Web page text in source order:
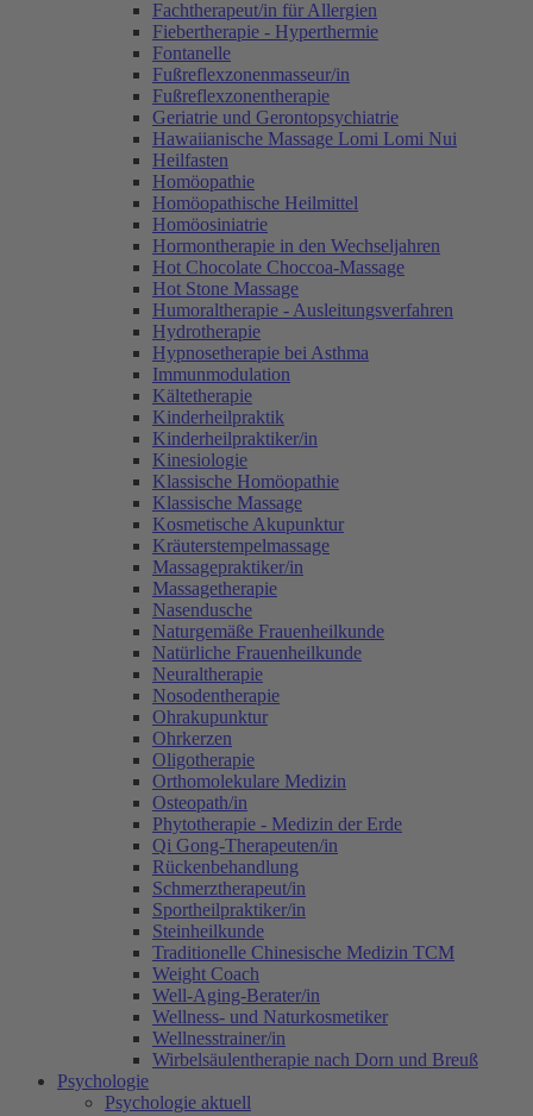
Fachtherapeut/in für Allergien
Fiebertherapie - Hyperthermie
Fontanelle
Fußreflexzonenmasseur/in
Fußreflexzonentherapie
Geriatrie und Gerontopsychiatrie
Hawaiianische Massage Lomi Lomi Nui
Heilfasten
Homöopathie
Homöopathische Heilmittel
Homöosiniatrie
Hormontherapie in den Wechseljahren
Hot Chocolate Choccoa-Massage
Hot Stone Massage
Humoraltherapie - Ausleitungsverfahren
Hydrotherapie
Hypnosetherapie bei Asthma
Immunmodulation
Kältetherapie
Kinderheilpraktik
Kinderheilpraktiker/in
Kinesiologie
Klassische Homöopathie
Klassische Massage
Kosmetische Akupunktur
Kräuterstempelmassage
Massagepraktiker/in
Massagetherapie
Nasendusche
Naturgemäße Frauenheilkunde
Natürliche Frauenheilkunde
Neuraltherapie
Nosodentherapie
Ohrakupunktur
Ohrkerzen
Oligotherapie
Orthomolekulare Medizin
Osteopath/in
Phytotherapie - Medizin der Erde
Qi Gong-Therapeuten/in
Rückenbehandlung
Schmerztherapeut/in
Sportheilpraktiker/in
Steinheilkunde
Traditionelle Chinesische Medizin TCM
Weight Coach
Well-Aging-Berater/in
Wellness- und Naturkosmetiker
Wellnesstrainer/in
Wirbelsäulentherapie nach Dorn und Breuß
Psychologie
Psychologie aktuell